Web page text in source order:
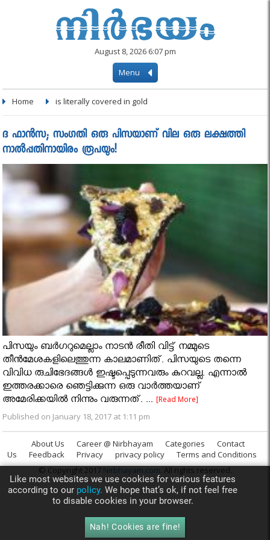
August 8, 2026 6:07 pm
Menu
Home is literally covered in gold
ദ ഫാന്‍സ; സംഗതി ഒരു പിസയാണ് വില ഒരു ലക്ഷത്തി
നാല്‍പ്പതിനായിരം രൂപയും!
പിസയും ബര്‍ഗറുമെല്ലാം നാടന്‍ രീതി വിട്ട് നമ്മുടെ
തീന്‍മേശകളിലെത്തുന്ന കാലമാണിത്. പിസയുടെ തന്നെ
വിവിധ രുചിഭേദങ്ങള്‍ ഇഷ്ടപ്പെടുന്നവരും കുറവല്ല. എന്നാല്‍
ഇത്തരക്കാരെ ഞെട്ടിക്കുന്ന ഒരു വാര്‍ത്തയാണ്
അമേരിക്കയില്‍ നിന്നും വരുന്നത്. ...[Read More]
Published on January 18, 2017 at 1:11 pm
About Us Career @ Nirbhayam Categories
Contact
Us
Feedback Privacy privacy policy
Terms and Conditions
© Copyright 2017 Nirbhayam.com. All rights reserved.
Like most websites we use cookies for various features
according to our policy. We hope that’s ok, if not feel free
to disable cookies in your browser.
Nah! Cookies are fine!